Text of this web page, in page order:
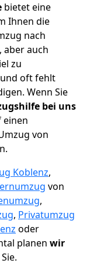
bietet eine
Ihnen die
nach
aber auch
zu
oft fehlt
Wenn Sie
bei uns
einen
von
Koblenz,
von
,
, Privatumzug
oder
planen wir